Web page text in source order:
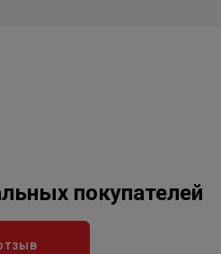
покупателей